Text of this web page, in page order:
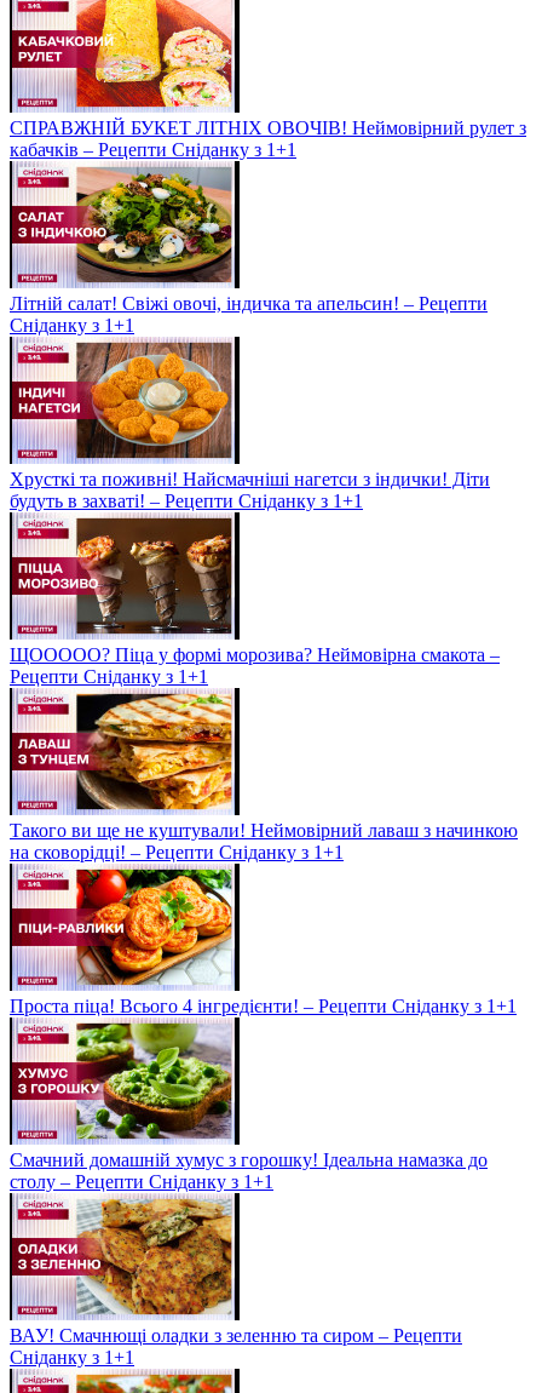
СПРАВЖНІЙ БУКЕТ ЛІТНІХ ОВОЧІВ! Неймовірний рулет з
кабачків – Рецепти Сніданку з 1+1
Літній салат! Свіжі овочі, індичка та апельсин! – Рецепти
Сніданку з 1+1
Хрусткі та поживні! Найсмачніші нагетси з індички! Діти
будуть в захваті! – Рецепти Сніданку з 1+1
ЩООООО? Піца у формі морозива? Неймовірна смакота –
Рецепти Сніданку з 1+1
Такого ви ще не куштували! Неймовірний лаваш з начинкою
на сковорідці! – Рецепти Сніданку з 1+1
Проста піца! Всього 4 інгредієнти! – Рецепти Сніданку з 1+1
Смачний домашній хумус з горошку! Ідеальна намазка до
столу – Рецепти Сніданку з 1+1
ВАУ! Смачнющі оладки з зеленню та сиром – Рецепти
Сніданку з 1+1